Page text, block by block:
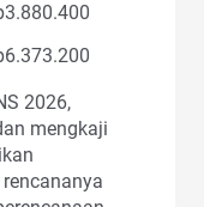
2026,
mengkaji